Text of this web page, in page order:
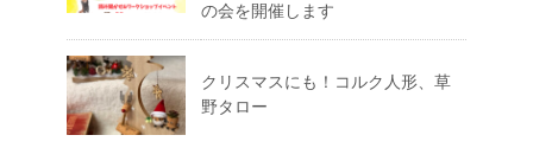
の会を開催します
クリスマスにも！コルク人形、草
野タロー